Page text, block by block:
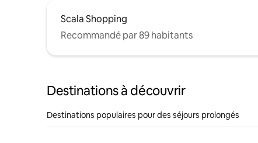
Scala Shopping
Recommandé par 89 habitants
Destinations à découvrir
Destinations populaires pour des séjours prolongés